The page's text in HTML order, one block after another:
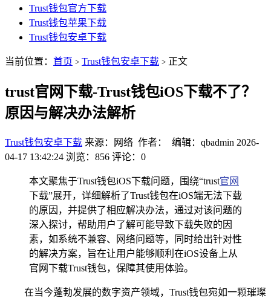
Trust钱包官方下载
Trust钱包苹果下载
Trust钱包安卓下载
当前位置： 首页 > Trust钱包安卓下载 > 正文
trust官网下载-Trust钱包iOS下载不了？
原因与解决办法解析
Trust钱包安卓下载 来源：网络 作者： 编辑：qbadmin 2026-
04-17 13:42:24 浏览：856 评论：0
本文聚焦于Trust钱包iOS下载问题，围绕“trust官网
下载”展开，详细解析了Trust钱包在iOS端无法下载
的原因，并提供了相应解决办法，通过对该问题的
深入探讨，帮助用户了解可能导致下载失败的因
素，如系统不兼容、网络问题等，同时给出针对性
的解决方案，旨在让用户能够顺利在iOS设备上从
官网下载Trust钱包，保障其使用体验。
在当今蓬勃发展的数字资产领域，Trust钱包宛如一颗璀璨